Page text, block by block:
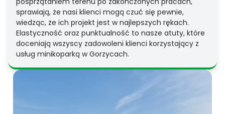
sprawiają, że nasi klienci mogą czuć się pewnie,
wiedząc, że ich projekt jest w najlepszych rękach.
Elastyczność oraz punktualność to nasze atuty, które
doceniają wszyscy zadowoleni klienci korzystający z
usług minikoparką w Gorzycach.